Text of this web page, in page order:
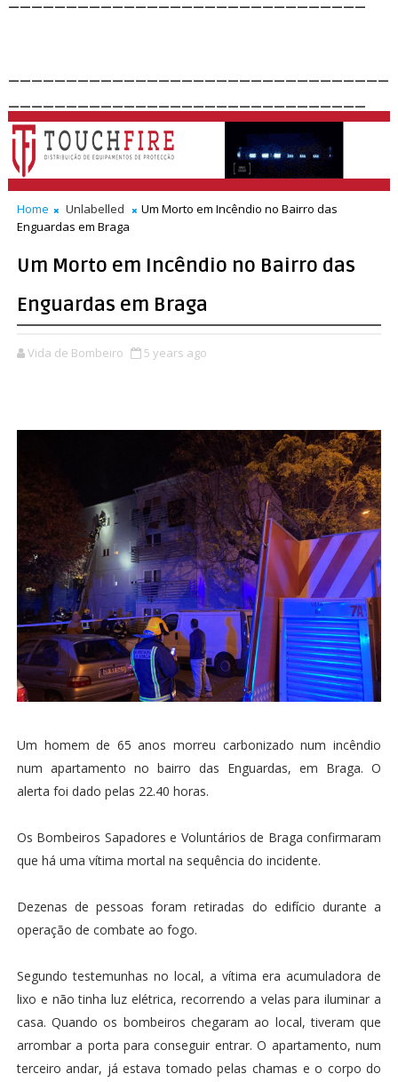
Home Unlabelled
Um Morto em Incêndio no Bairro das
Enguardas em Braga
Um Morto em Incêndio no Bairro das
Enguardas em Braga
Vida de Bombeiro 5 years ago
Um homem de 65 anos morreu carbonizado num incêndio
num apartamento no bairro das Enguardas, em Braga. O
alerta foi dado pelas 22.40 horas.
Os Bombeiros Sapadores e Voluntários de Braga confirmaram
que há uma vítima mortal na sequência do incidente.
Dezenas de pessoas foram retiradas do edifício durante a
operação de combate ao fogo.
Segundo testemunhas no local, a vítima era acumuladora de
lixo e não tinha luz elétrica, recorrendo a velas para iluminar a
casa. Quando os bombeiros chegaram ao local, tiveram que
arrombar a porta para conseguir entrar. O apartamento, num
terceiro andar, já estava tomado pelas chamas e o corpo do